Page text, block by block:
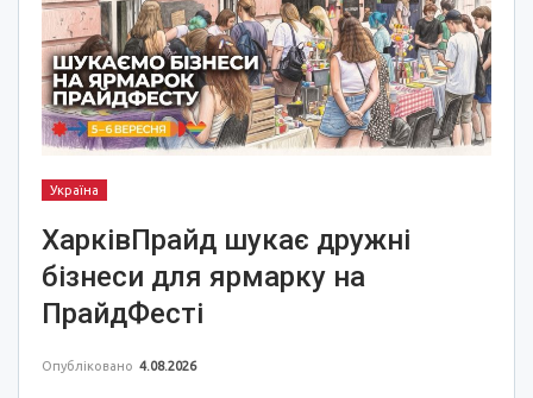
Україна
ХарківПрайд шукає дружні
бізнеси для ярмарку на
ПрайдФесті
Опубліковано 4.08.2026